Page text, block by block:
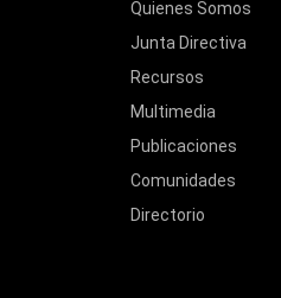
Quienes Somos
Junta Directiva
Recursos
Multimedia
Publicaciones
Comunidades
Directorio